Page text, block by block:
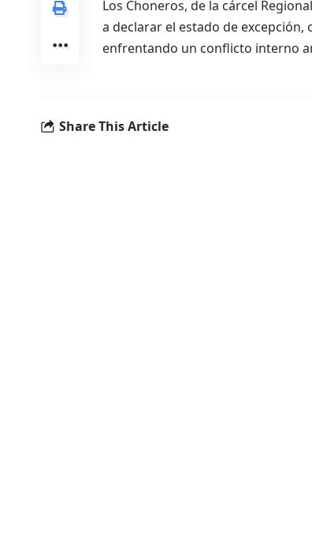
Los Choneros, de la cárcel
a declarar el estado de
enfrentando un conflicto interno
Share This Article